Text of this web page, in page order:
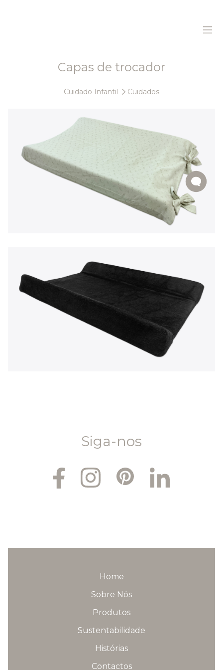
Produtos
Sustentabilidade
Histórias
Contactos
Cuidado Infantil Cuidados
Capas de trocador
Siga-nos
Home
Sobre Nós
Produtos
Sustentabilidade
Histórias
Contactos